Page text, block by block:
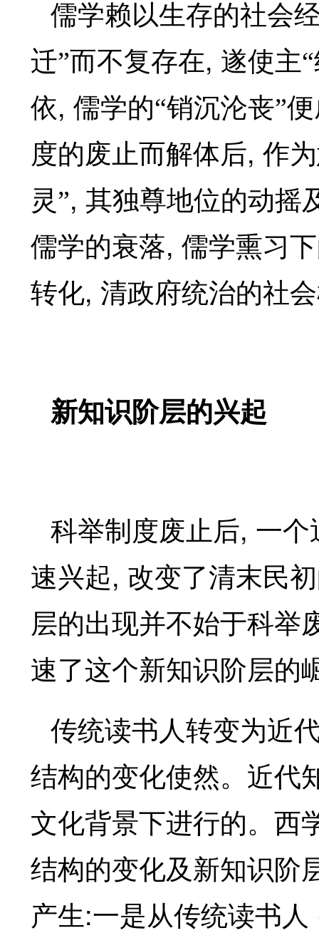
儒学赖以生存的社会
迁”而不复存在, 遂使主
依, 儒学的“销沉沦丧”
度的废止而解体后, 作
灵”, 其独尊地位的动摇
儒学的衰落, 儒学熏习
转化, 清政府统治的社
新知识阶层的兴起
科举制度废止后, 一个
速兴起, 改变了清末民
层的出现并不始于科举
速了这个新知识阶层的
传统读书人转变为近
结构的变化使然。近代
文化背景下进行的。西
结构的变化及新知识阶
产生:一是从传统读书人